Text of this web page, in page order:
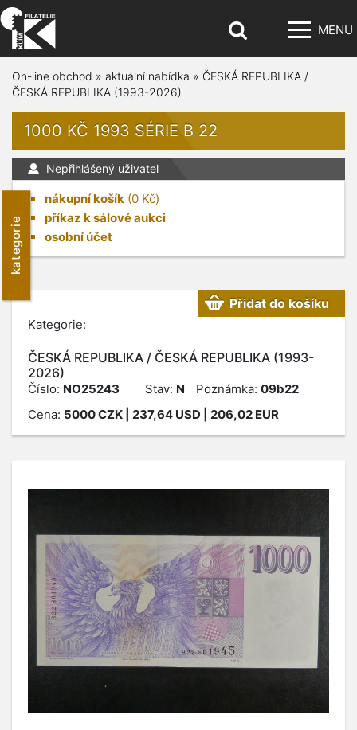
MENU
kategorie
On-line obchod » aktuální nabídka » ČESKÁ REPUBLIKA /
ČESKÁ REPUBLIKA (1993-2026)
1000 KČ 1993 SÉRIE B 22
Nepřihlášený uživatel
nákupní košík (0 Kč)
příkaz k sálové aukci
osobní účet
Kategorie:
ČESKÁ REPUBLIKA / ČESKÁ REPUBLIKA (1993-
2026)
Přidat do košíku
Číslo: NO25243 Stav: N Poznámka: 09b22
Cena: 5000CZK | 237,64 USD | 206,02 EUR